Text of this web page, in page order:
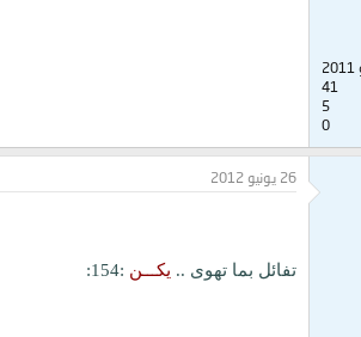
41
5
0
26 يونيو 2012
تفائل بما تهوى .. يكـــن :154: